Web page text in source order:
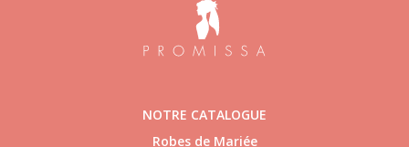
NOTRE CATALOGUE
Robes de Mariée